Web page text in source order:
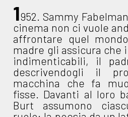
1952. Sammy
cinema non ci vuole
affrontare quel
madre gli assicura che
indimenticabili, il
descrivendogli il
macchina che fa
fisse. Davanti al loro
Burt assumono